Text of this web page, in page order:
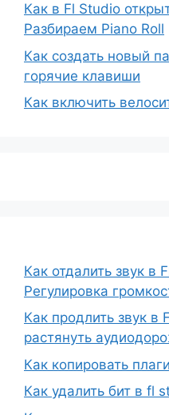
Как в Fl Studio
Разбираем Piano Roll
Как создать новый
горячие клавиши
Как включить
Как отдалить звук в
Регулировка
Как продлить звук
растянуть
Как копировать
Как удалить бит в fl